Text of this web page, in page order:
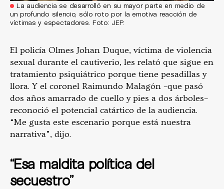
La audiencia se desarrolló en su mayor parte en medio de
un profundo silencio, sólo roto por la emotiva reacción de
víctimas y espectadores. Foto: JEP.
El policía Olmes Johan Duque, víctima de violencia
sexual durante el cautiverio, les relató que sigue en
tratamiento psiquiátrico porque tiene pesadillas y
llora. Y el coronel Raimundo Malagón –que pasó
dos años amarrado de cuello y pies a dos árboles–
reconoció el potencial catártico de la audiencia.
“Me gusta este escenario porque está nuestra
narrativa”, dijo.
“Esa maldita política del
secuestro”